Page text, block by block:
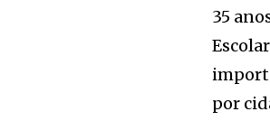
35
por